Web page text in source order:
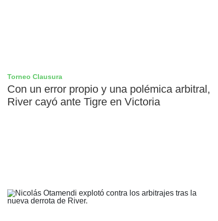
Torneo Clausura
Con un error propio y una polémica arbitral,
River cayó ante Tigre en Victoria